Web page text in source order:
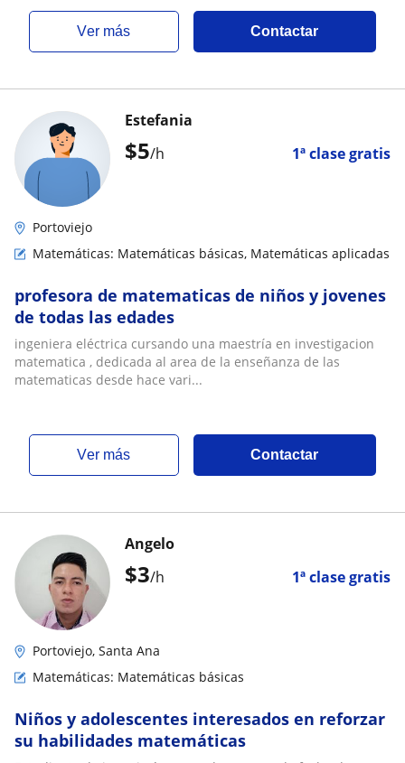
ver más Contactar
$5/h 1ª clase gratis
Estefania
Portoviejo
Matemáticas: Matemáticas básicas, Matemáticas aplicadas
profesora de matematicas de niños y jovenes
de todas las edades
ingeniera eléctrica cursando una maestría en investigacion
matematica , dedicada al area de la enseñanza de las
matematicas desde hace vari...
ver más Contactar
$3/h 1ª clase gratis
Angelo
Portoviejo, Santa Ana
Matemáticas: Matemáticas básicas
Niños y adolescentes interesados en reforzar
su habilidades matemáticas